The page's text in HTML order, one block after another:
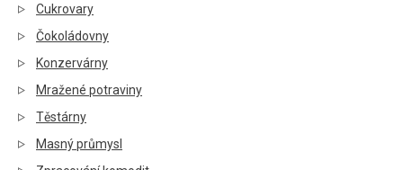
Cukrovary
Čokoládovny
Konzervárny
Mražené potraviny
Těstárny
Masný průmysl